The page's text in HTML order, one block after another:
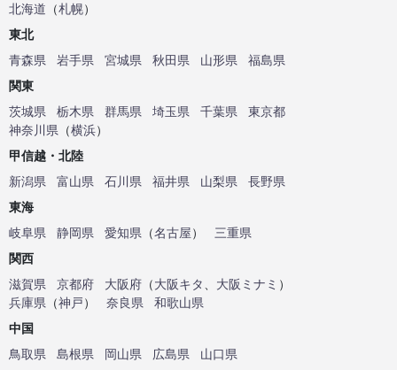
北海道 （札幌）
東北
青森県
岩手県 宮城県 秋田県 山形県
福島県
関東
茨城県
栃木県 群馬県 埼玉県 千葉県
東京都
神奈川県 （横浜）
甲信越・北陸
新潟県
富山県 石川県 福井県 山梨県
長野県
東海
岐阜県
静岡県 愛知県 （名古屋）
三重県
関西
滋賀県
京都府 大阪府 （大阪キタ 大阪ミナミ ）
兵庫県 （神戸） 奈良県
和歌山県
中国
鳥取県
島根県 岡山県 広島県
山口県